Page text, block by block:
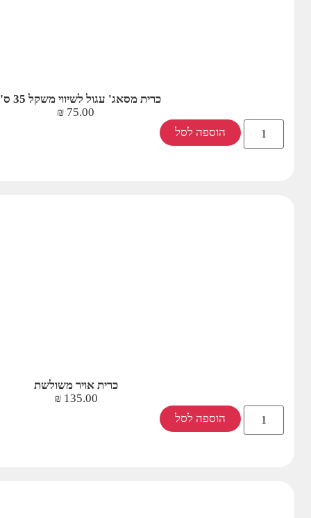
כרית מסאג' עגול לשיווי משקל 35 ס"מ
75.00
₪
הוספה לסל
כרית אויר משולשת
135.00
₪
הוספה לסל